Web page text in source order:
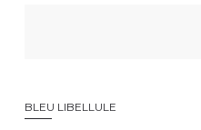
BLEU LIBELLULE